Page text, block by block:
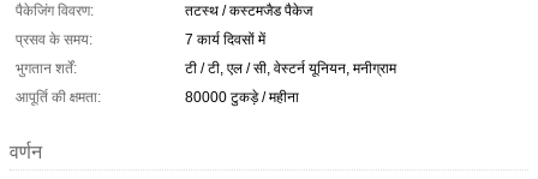
पैकेजिंग विवरण:
तटस्थ / कस्टमजैड पैकेज
प्रसव के समय:
7 कार्य दिवसों में
भुगतान शर्तें:
टी / टी, एल / सी, वेस्टर्न यूनियन, मनीग्राम
आपूर्ति की क्षमता:
80000 टुकड़े / महीना
वर्णन